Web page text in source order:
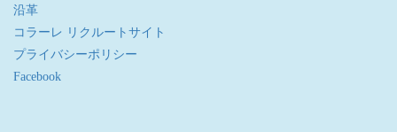
沿革
コラーレ リクルートサイト
プライバシーポリシー
Facebook